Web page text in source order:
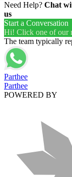
Need Help? Chat
us
Start a Conversation
Hi! Click one of our
The team typically
Parthee
Parthee
POWERED BY